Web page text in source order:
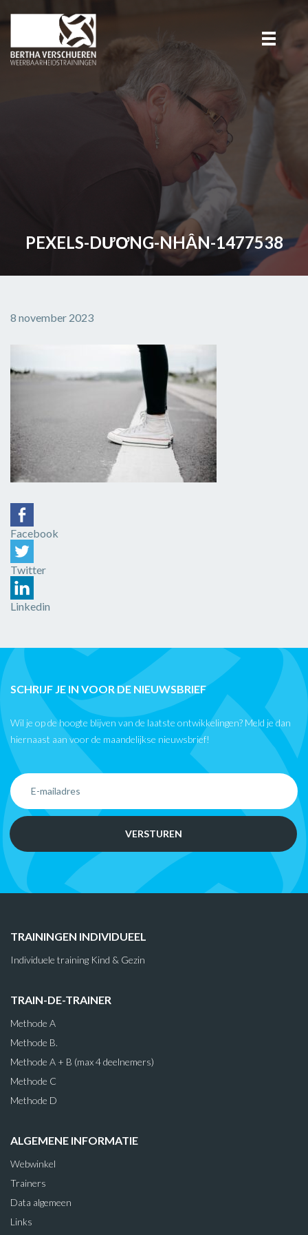
PEXELS-DƯƠNG-NHÂN-1477538
8 november 2023
Facebook
Twitter
Linkedin
SCHRIJF JE IN VOOR DE NIEUWSBRIEF
Wil je op de hoogte blijven van de laatste ontwikkelingen? Meld je dan
hiernaast aan voor de maandelijkse nieuwsbrief!
TRAININGEN INDIVIDUEEL
Individuele training Kind & Gezin
TRAIN-DE-TRAINER
Methode A
Methode B.
Methode A + B (max 4 deelnemers)
Methode C
Methode D
ALGEMENE INFORMATIE
Webwinkel
Trainers
Data algemeen
Links